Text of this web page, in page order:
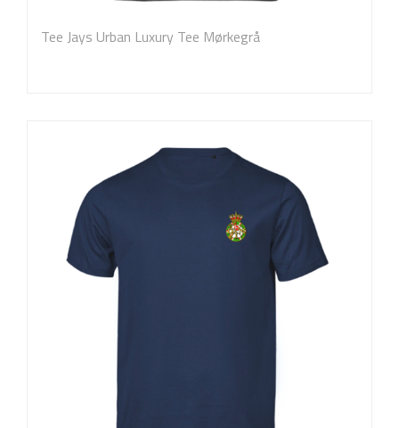
Tee Jays Urban Luxury Tee Mørkegrå